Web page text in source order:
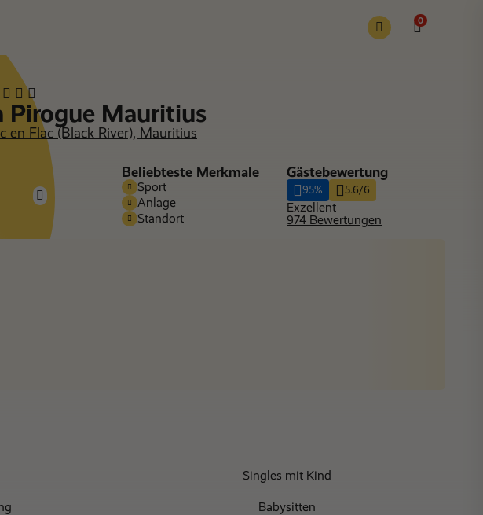
0
Pirogue Mauritius
en Flac (Black River), Mauritius
Beliebteste Merkmale
Sport
Anlage
Standort
Gästebewertung
95% 5.6/6
Exzellent
974 Bewertungen
Singles mit Kind
Babysitten